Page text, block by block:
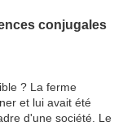
conjugales
? La ferme
et lui avait été
d'une société. Le